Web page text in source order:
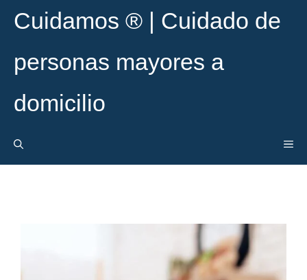
Cuidamos ® | Cuidado de
personas mayores a
domicilio